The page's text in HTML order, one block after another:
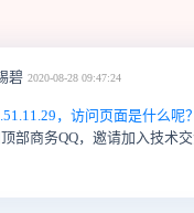
碧 2020-08-28 09:47:24
，访问页面是什么呢？
部商务QQ，邀请加入技术